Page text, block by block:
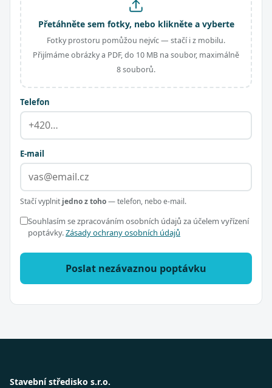
Přetáhněte sem fotky, nebo klikněte a vyberte
Fotky prostoru pomůžou nejvíc — stačí i z mobilu.
Přijímáme obrázky a PDF, do 10 MB na soubor, maximálně
8 souborů.
Telefon
E-mail
Stačí vyplnit jedno z toho— telefon, nebo e-mail.
Souhlasím se zpracováním osobních údajů za účelem vyřízení
poptávky.Zásady ochrany osobních údajů
Poslat nezávaznou poptávku
Stavební středisko s.r.o.